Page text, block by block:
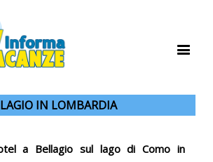
IN LOMBARDIA
a Bellagio sul lago di Como in